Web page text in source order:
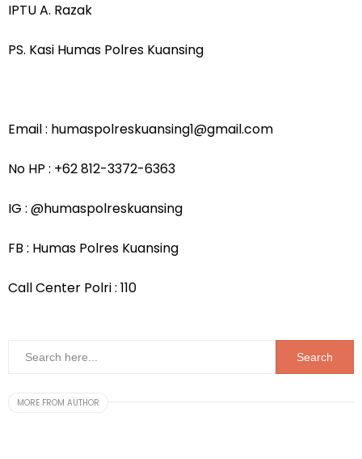
IPTU A. Razak
PS. Kasi Humas Polres Kuansing
Email : humaspolreskuansing1@gmail.com
No HP : +62 812-3372-6363
IG : @humaspolreskuansing
FB : Humas Polres Kuansing
Call Center Polri : 110
MORE FROM AUTHOR